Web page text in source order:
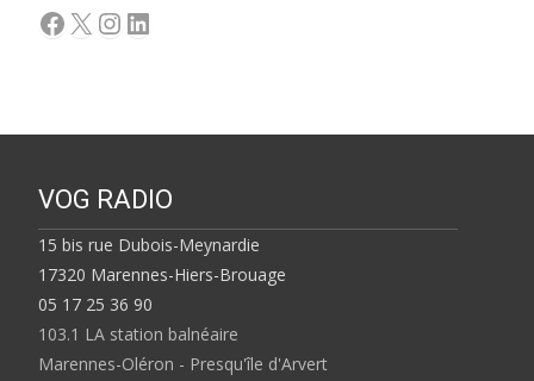
Facebook
X Instagram
LinkedIn
VOG RADIO
15 bis rue Dubois-Meynardie
17320 Marennes-Hiers-Brouage
05 17 25 36 90
103.1 LA station balnéaire
Marennes-Oléron - Presqu'île d'Arvert